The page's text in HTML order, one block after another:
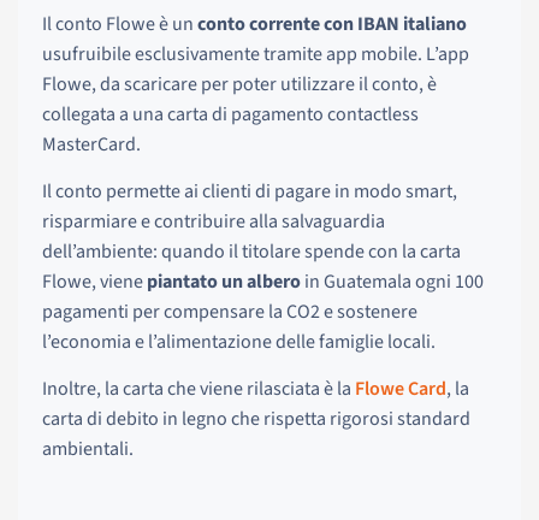
Il conto Flowe è unconto corrente con IBAN italiano
usufruibile esclusivamente tramite app mobile. L’app
Flowe, da scaricare per poter utilizzare il conto, è
collegata a una carta di pagamento contactless
MasterCard.
Il conto permette ai clienti di pagare in modo smart,
risparmiare e contribuire alla salvaguardia
dell’ambiente: quando il titolare spende con la carta
Flowe, vienepiantato un alberoin Guatemala ogni 100
pagamenti per compensare la CO2 e sostenere
l’economia e l’alimentazione delle famiglie locali.
Inoltre, la carta che viene rilasciata è la Flowe Card, la
carta di debito in legno che rispetta rigorosi standard
ambientali.